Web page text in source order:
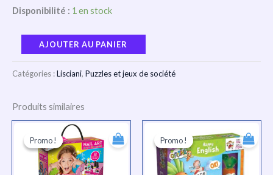
Disponibilité : 1 en stock
AJOUTER AU PANIER
Catégories :Lisciani, Puzzles et jeux de société
Produits similaires
Promo !
Promo !
Le
prix
initial
était :
TND
prix
actuel
Promo !
Promo !
prix
initial
était :
TND
prix
actuel
est :
TND